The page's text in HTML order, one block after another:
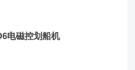
电磁控划船机